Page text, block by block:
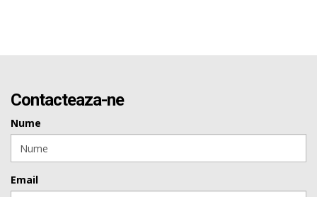
Contacteaza-ne
Nume
Email